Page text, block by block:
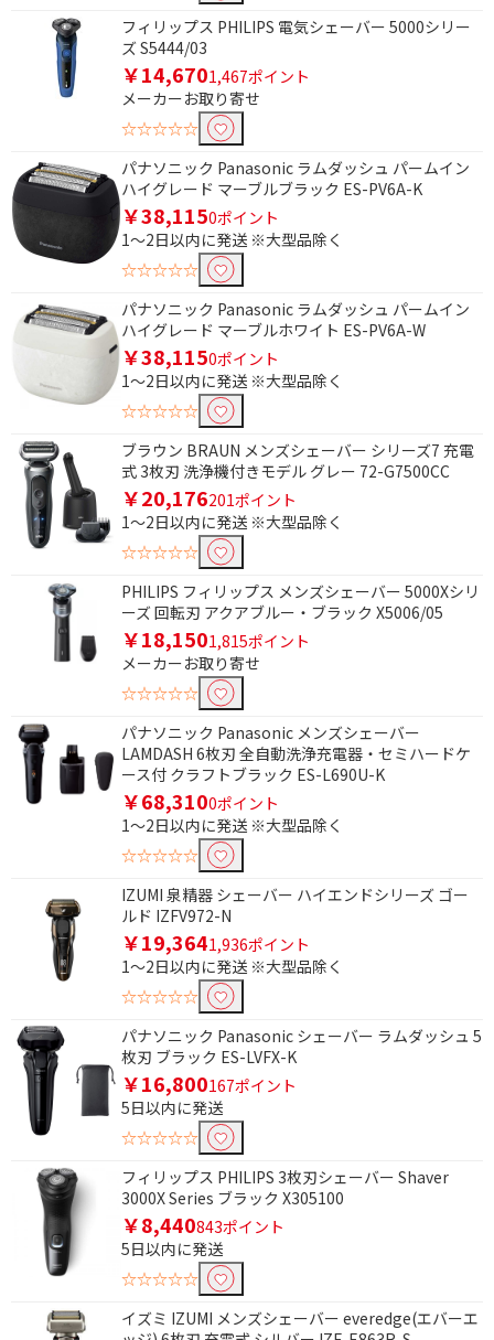
フィリップス PHILIPS 電気シェーバー 5000シリー
ズ S5444/03
￥14,6701,467ポイント
メーカーお取り寄せ
☆☆☆☆☆
パナソニック Panasonic ラムダッシュ パームイン
ハイグレード マーブルブラック ES-PV6A-K
￥38,1150ポイント
1～2日以内に発送 ※大型品除く
☆☆☆☆☆
パナソニック Panasonic ラムダッシュ パームイン
ハイグレード マーブルホワイト ES-PV6A-W
￥38,1150ポイント
1～2日以内に発送 ※大型品除く
☆☆☆☆☆
ブラウン BRAUN メンズシェーバー シリーズ7 充電
式 3枚刃 洗浄機付きモデル グレー 72-G7500CC
￥20,176201ポイント
1～2日以内に発送 ※大型品除く
☆☆☆☆☆
PHILIPS フィリップス メンズシェーバー 5000Xシリ
ーズ 回転刃 アクアブルー・ブラック X5006/05
￥18,1501,815ポイント
メーカーお取り寄せ
☆☆☆☆☆
パナソニック Panasonic メンズシェーバー
LAMDASH 6枚刃 全自動洗浄充電器・セミハードケ
ース付 クラフトブラック ES-L690U-K
￥68,3100ポイント
1～2日以内に発送 ※大型品除く
☆☆☆☆☆
IZUMI 泉精器 シェーバー ハイエンドシリーズ ゴー
ルド IZFV972-N
￥19,3641,936ポイント
1～2日以内に発送 ※大型品除く
☆☆☆☆☆
パナソニック Panasonic シェーバー ラムダッシュ 5
枚刃 ブラック ES-LVFX-K
￥16,800167ポイント
5日以内に発送
☆☆☆☆☆
フィリップス PHILIPS 3枚刃シェーバー Shaver
3000X Series ブラック X305100
￥8,440843ポイント
5日以内に発送
☆☆☆☆☆
イズミ IZUMI メンズシェーバー everedge(エバーエ
条件で絞り込む
フリーワードで絞り込む
除外する
除外する にチェックを入れると、指定したワード
を除外して検索します。
価格で絞り込む
円~
電源方式で絞り込む
充電式
AC電源・充電式
交流充電式
種類で絞り込む
鼻毛カッター
使用可能電圧で絞り込む
AC100-240V
AC100V-240V
その他電圧
刃の枚数で絞り込む
1枚刃
3枚刃
5枚刃
回転刃
洗浄方式で絞り込む
自動洗浄
駆動方式で絞り込む